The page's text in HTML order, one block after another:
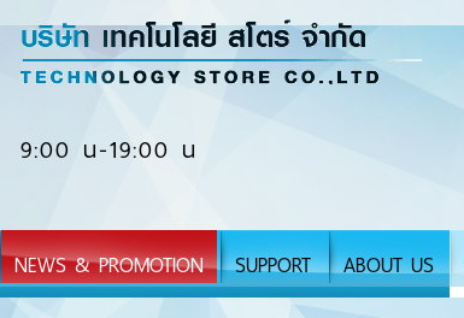
9:00 น-19:00 น
NEWS & PROMOTION SUPPORT ABOUT US